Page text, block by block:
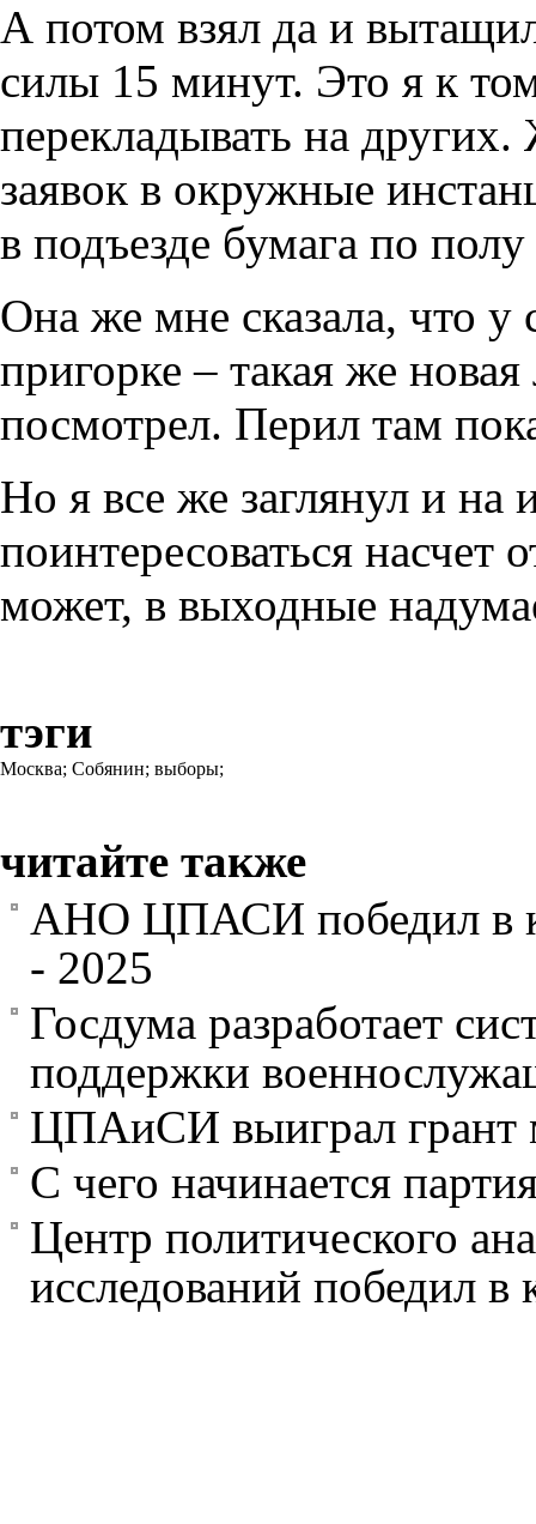
А потом взял да и
силы 15 минут. Это я к
перекладывать на
заявок в окружные
в подъезде бумага по
Она же мне сказала, что
пригорке – такая же
посмотрел. Перил там
Но я все же заглянул и на
поинтересоваться насчет
может, в выходные
тэги
Москва; Собянин; выборы;
читайте также
АНО ЦПАСИ победил в
- 2025
Госдума разработает
поддержки
ЦПАиСИ выиграл грант
С чего начинается
Центр политического
исследований победил